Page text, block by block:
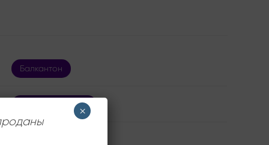
Балкантон
Leon Sourouzhon
×